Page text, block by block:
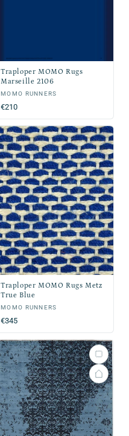
Traploper MOMO Rugs
Marseille 2106
Verkoper:
MOMO RUNNERS
Normale
prijs
€210
Traploper MOMO Rugs Metz
True Blue
Verkoper:
MOMO RUNNERS
Normale
prijs
€345